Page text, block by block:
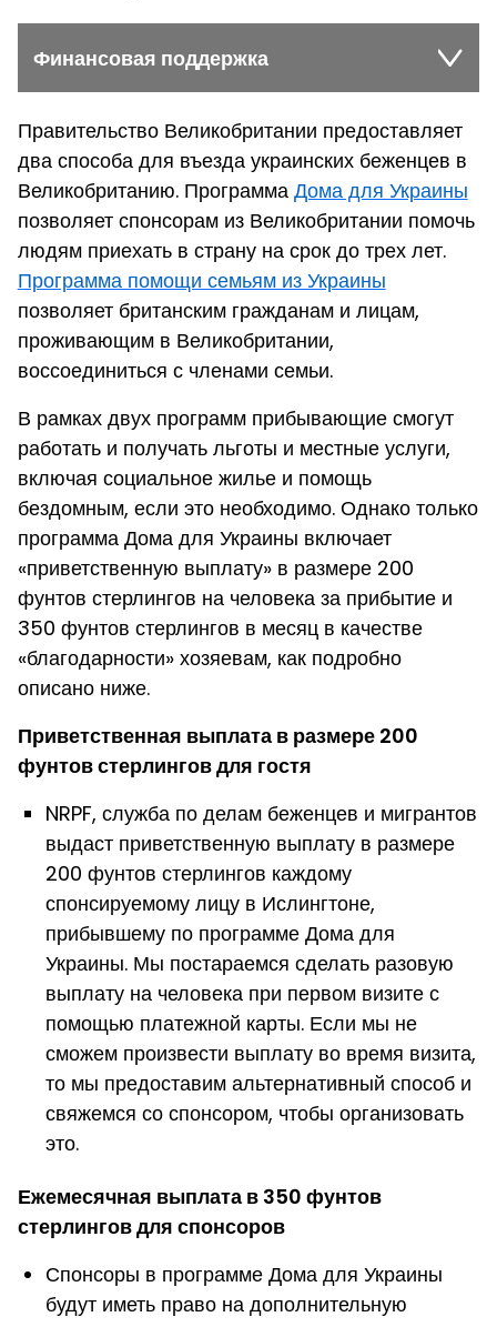
Финансовая поддержка
Правительство Великобритании предоставляет
два способа для въезда украинских беженцев в
Великобританию. Программа Дома для Украины
позволяет спонсорам из Великобритании помочь
людям приехать в страну на срок до трех лет.
Программа помощи семьям из Украины
позволяет британским гражданам и лицам,
проживающим в Великобритании,
воссоединиться с членами семьи.
В рамках двух программ прибывающие смогут
работать и получать льготы и местные услуги,
включая социальное жилье и помощь
бездомным, если это необходимо. Однако только
программа Дома для Украины включает
«приветственную выплату» в размере 200
фунтов стерлингов на человека за прибытие и
350 фунтов стерлингов в месяц в качестве
«благодарности» хозяевам, как подробно
описано ниже.
Приветственная выплата в размере 200
фунтов стерлингов для гостя
NRPF, служба по делам беженцев и мигрантов
выдаст приветственную выплату в размере
200 фунтов стерлингов каждому
спонсируемому лицу в Ислингтоне,
прибывшему по программе Дома для
Украины. Мы постараемся сделать разовую
выплату на человека при первом визите с
помощью платежной карты. Если мы не
сможем произвести выплату во время визита,
то мы предоставим альтернативный способ и
свяжемся со спонсором, чтобы организовать
это.
Ежемесячная выплата в 350 фунтов
стерлингов для спонсоров
Спонсоры в программе Дома для Украины
будут иметь право на дополнительную